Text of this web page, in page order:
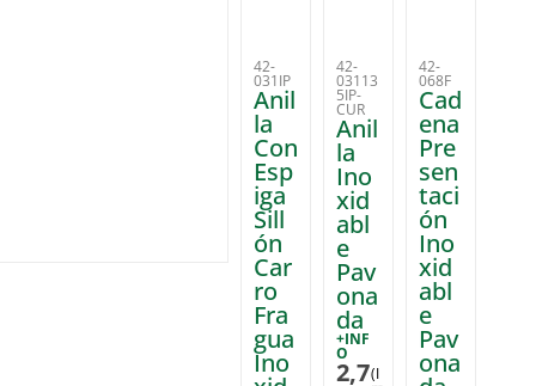
42-
031IP
Anil
la
Con
Esp
iga
Sill
ón
Car
ro
Fra
gua
Ino
42-
03113
5IP-
CUR
Anil
la
Ino
xid
abl
e
Pav
ona
da
+INF
O
2,7(I
42-
068F
Cad
ena
Pre
sen
taci
ón
Ino
xid
abl
e
Pav
ona